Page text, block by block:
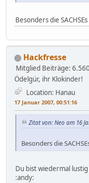
Besonders die SACHSEs
Hackfresse
Mitglied Beiträge: 6.560
Ödelgür, ihr Klokinder!
Location: Hanau
17 Januar 2007, 00:51:16
Zitat von: Neo am 16
Besonders die
Du bist wiedermal
:andy: